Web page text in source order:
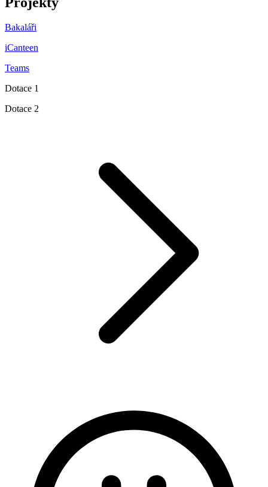
Bakaláři
iCanteen
Teams
Dotace 1
Dotace 2